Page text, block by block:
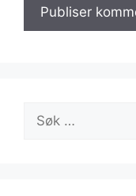
Søk
etter: